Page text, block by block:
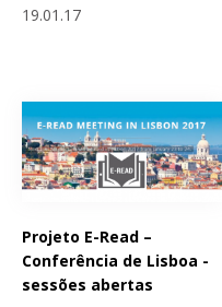
19.01.17
Projeto E-Read –
Conferência de Lisboa -
sessões abertas